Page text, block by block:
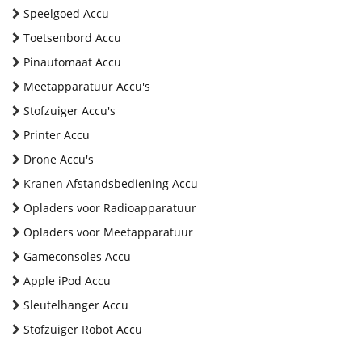
Speelgoed Accu
Toetsenbord Accu
Pinautomaat Accu
Meetapparatuur Accu's
Stofzuiger Accu's
Printer Accu
Drone Accu's
Kranen Afstandsbediening Accu
Opladers voor Radioapparatuur
Opladers voor Meetapparatuur
Gameconsoles Accu
Apple iPod Accu
Sleutelhanger Accu
Stofzuiger Robot Accu